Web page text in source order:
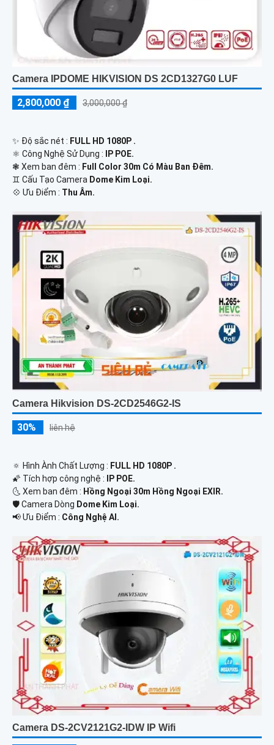
Camera IPDOME HIKVISION DS 2CD1327G0 LUF
2,800,000 ₫ 3,000,000 ₫
✨ Độ sắc nét : FULL HD 1080P .
⚛️ Công Nghệ Sử Dụng :
IP POE.
❃ Xem ban đêm : Full Color 30m Có Màu Ban Đêm.
♊ Cấu Tạo Camera Dome Kim Loại.
️💠 Ưu Điểm : Thu Âm.
Camera Hikvision DS-2CD2546G2-IS
30% liên hệ
🔅 Hình Ành Chất Lượng : FULL HD 1080P .
🌠 Tích hợp công nghệ :
IP POE.
🌜 Xem ban đêm : Hồng Ngoại 30m Hồng Ngoại EXIR.
🛡 Camera Dòng Dome Kim Loại.
️📢 Ưu Điểm : Công Nghệ AI.
Camera DS-2CV2121G2-IDW IP Wifi